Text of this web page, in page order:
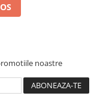
noastre